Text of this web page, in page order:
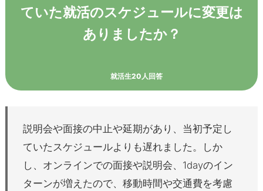
ていた就活のスケジュールに変更は
ありましたか？
就活生20人回答
説明会や面接の中止や延期があり、当初予定し
ていたスケジュールよりも遅れました。しか
し、オンラインでの面接や説明会、1dayのイン
ターンが増えたので、移動時間や交通費を考慮